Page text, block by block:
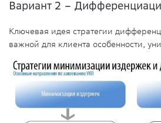
Вариант 2 –
Ключевая идея стратегии
важной для клиента особенности,